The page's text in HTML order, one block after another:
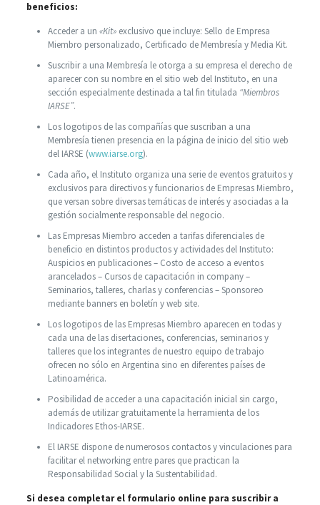
beneficios:
Acceder a un «Kit» exclusivo que incluye: Sello de Empresa
Miembro personalizado, Certificado de Membresía y Media Kit.
Suscribir a una Membresía le otorga a su empresa el derecho de
aparecer con su nombre en el sitio web del Instituto, en una
sección especialmente destinada a tal fin titulada “Miembros
IARSE”.
Los logotipos de las compañías que suscriban a una
Membresía tienen presencia en la página de inicio del sitio web
del IARSE (www.iarse.org).
Cada año, el Instituto organiza una serie de eventos gratuitos y
exclusivos para directivos y funcionarios de Empresas Miembro,
que versan sobre diversas temáticas de interés y asociadas a la
gestión socialmente responsable del negocio.
Las Empresas Miembro acceden a tarifas diferenciales de
beneficio en distintos productos y actividades del Instituto:
Auspicios en publicaciones – Costo de acceso a eventos
arancelados – Cursos de capacitación in company –
Seminarios, talleres, charlas y conferencias – Sponsoreo
mediante banners en boletín y web site.
Los logotipos de las Empresas Miembro aparecen en todas y
cada una de las disertaciones, conferencias, seminarios y
talleres que los integrantes de nuestro equipo de trabajo
ofrecen no sólo en Argentina sino en diferentes países de
Latinoamérica.
Posibilidad de acceder a una capacitación inicial sin cargo,
además de utilizar gratuitamente la herramienta de los
Indicadores Ethos-IARSE.
El IARSE dispone de numerosos contactos y vinculaciones para
facilitar el networking entre pares que practican la
Responsabilidad Social y la Sustentabilidad.
Si desea completar el formulario online para suscribir a